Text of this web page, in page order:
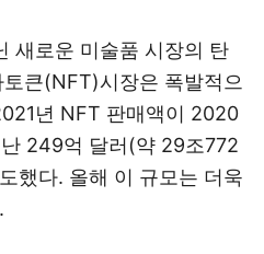
새로운 미술품 시장의 탄
큰(NFT)시장은 폭발적으
년 NFT 판매액이 2020
249억 달러(약 29조772
했다. 올해 이 규모는 더욱